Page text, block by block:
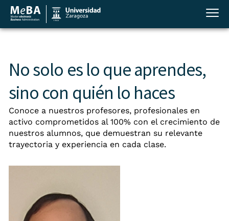
No solo es lo que aprendes,
sino con quién lo haces
Conoce a nuestros profesores, profesionales en
activo comprometidos al 100% con el crecimiento de
nuestros alumnos, que demuestran su relevante
trayectoria y experiencia en cada clase.